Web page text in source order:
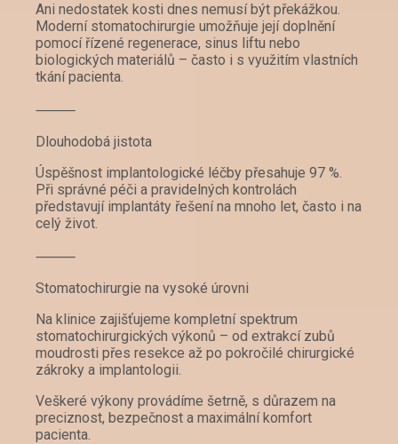
Ani nedostatek kosti dnes nemusí být překážkou.
Moderní stomatochirurgie umožňuje její doplnění
pomocí řízené regenerace, sinus liftu nebo
biologických materiálů – často i s využitím vlastních
tkání pacienta.
⸻
Dlouhodobá jistota
Úspěšnost implantologické léčby přesahuje 97 %.
Při správné péči a pravidelných kontrolách
představují implantáty řešení na mnoho let, často i na
celý život.
⸻
Stomatochirurgie na vysoké úrovni
Na klinice zajišťujeme kompletní spektrum
stomatochirurgických výkonů – od extrakcí zubů
moudrosti přes resekce až po pokročilé chirurgické
zákroky a implantologii.
Veškeré výkony provádíme šetrně, s důrazem na
preciznost, bezpečnost a maximální komfort
pacienta.